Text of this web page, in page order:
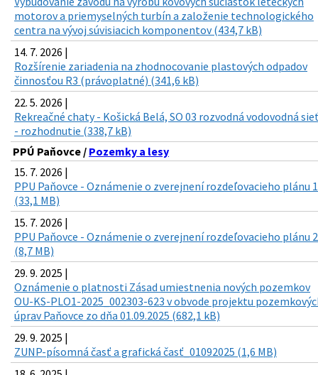
motorov a priemyselných turbín a založenie technologického
centra na vývoj súvisiacich komponentov (434,7 kB)
14. 7. 2026 |
Rozšírenie zariadenia na zhodnocovanie plastových odpadov
činnosťou R3 (právoplatné) (341,6 kB)
22. 5. 2026 |
Rekreačné chaty - Košická Belá, SO 03 rozvodná vodovodná
- rozhodnutie (338,7 kB)
PPÚ Paňovce / Pozemky a lesy
15. 7. 2026 |
PPU Paňovce - Oznámenie o zverejnení rozdeľovacieho plánu 1
(33,1 MB)
15. 7. 2026 |
PPU Paňovce - Oznámenie o zverejnení rozdeľovacieho plánu 2
(8,7 MB)
29. 9. 2025 |
Oznámenie o platnosti Zásad umiestnenia nových pozemkov
OU-KS-PLO1-2025_002303-623 v obvode projektu
úprav Paňovce zo dňa 01.09.2025 (682,1 kB)
29. 9. 2025 |
ZUNP-písomná časť a grafická časť_01092025 (1,6 MB)